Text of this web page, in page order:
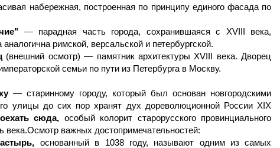
набережная, построенная по принципу единого фасада по
— парадная часть города, сохранившаяся с XVIII века,
римской, версальской и петербургской.
(внешний осмотр) — памятник архитектуры XVIII века. Дворец
семьи по пути из Петербурга в Москву.
— старинному городу, который был основан новгородскими
улицы до сих пор хранят дух дореволюционной России XIX
сюда, особый колорит старорусского провинциального
века.Осмотр важных достопримечательностей:
основанный в 1038 году, называют одним из самых